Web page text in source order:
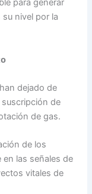
para generar
nivel por la
dejado de
de
de gas.
de los
en las señales de
vitales de